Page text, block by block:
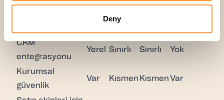
Deny
Var
CRM
entegrasyonu
Yerel Sınırlı Sınırlı Yok
Kurumsal
güvenlik
Var Kısmen Kısmen Var